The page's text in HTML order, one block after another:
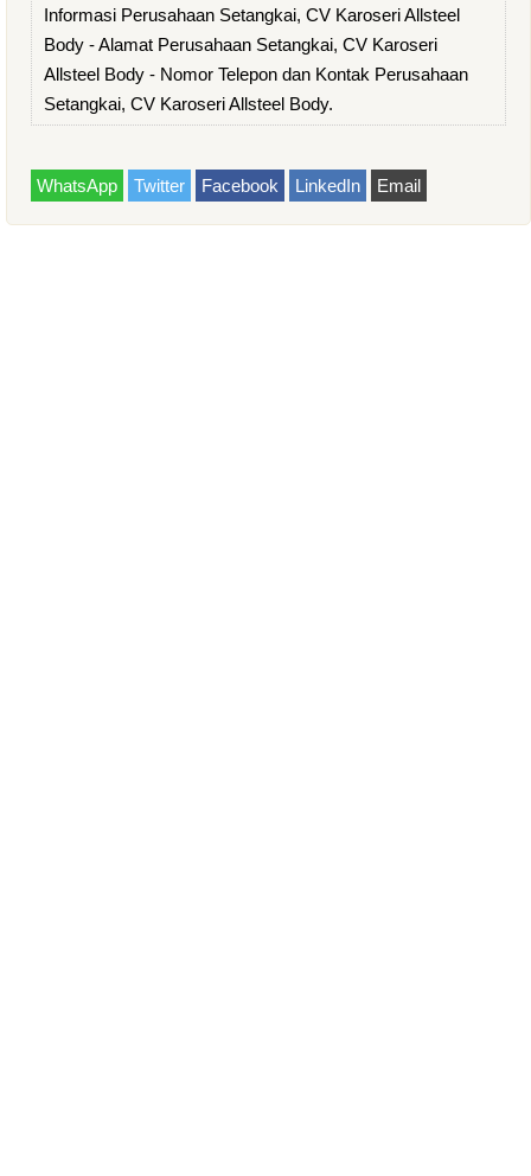
Informasi Perusahaan Setangkai, CV Karoseri Allsteel
Body - Alamat Perusahaan Setangkai, CV Karoseri
Allsteel Body - Nomor Telepon dan Kontak Perusahaan
Setangkai, CV Karoseri Allsteel Body.
WhatsApp Twitter Facebook LinkedIn Email